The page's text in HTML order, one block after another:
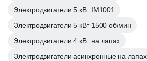
Электродвигатели 5 кВт IM1001
Электродвигатели 5 кВт 1500 об/мин
Электродвигатели 4 кВт на лапах
Электродвигатели асинхронные на лапах